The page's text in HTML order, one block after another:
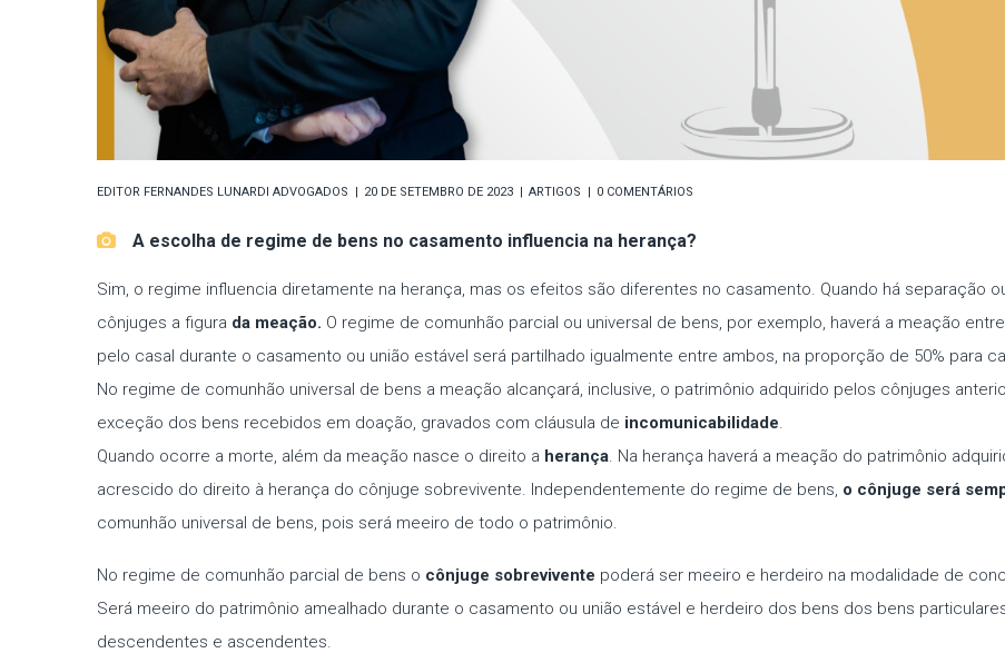
EDITOR FERNANDES LUNARDI ADVOGADOS 20 DE SETEMBRO DE 2023 ARTIGOS 0 COMENTÁRIOS
A escolha de regime de bens no casamento influencia na herança?
Sim, o regime influencia diretamente na herança, mas os efeitos são diferentes no casamento. Quando há separação
cônjuges a figura da meação. O regime de comunhão parcial ou universal de bens, por exemplo, haverá a meação
pelo casal durante o casamento ou união estável será partilhado igualmente entre ambos, na proporção de 50% para
No regime de comunhão universal de bens a meação alcançará, inclusive, o patrimônio adquirido pelos cônjuges
exceção dos bens recebidos em doação, gravados com cláusula de incomunicabilidade.
Quando ocorre a morte, além da meação nasce o direito a herança. Na herança haverá a meação do patrimônio
acrescido do direito à herança do cônjuge sobrevivente. Independentemente do regime de bens, o cônjuge será
comunhão universal de bens, pois será meeiro de todo o patrimônio.
No regime de comunhão parcial de bens o cônjuge sobrevivente poderá ser meeiro e herdeiro na modalidade de
Será meeiro do patrimônio amealhado durante o casamento ou união estável e herdeiro dos bens dos bens
descendentes e ascendentes.